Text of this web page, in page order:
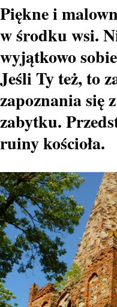
Piękne i
w środku wsi.
wyjątkowo
Jeśli Ty też, to
zapoznania się
zabytku.
ruiny kościoła.